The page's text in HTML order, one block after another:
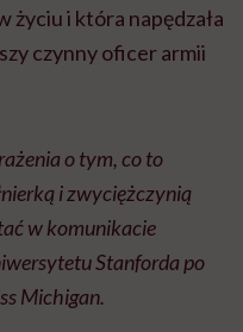
życiu i która napędzała
czynny oficer armii
o tym, co to
i zwyciężczynią
w komunikacie
Stanforda po
Michigan.